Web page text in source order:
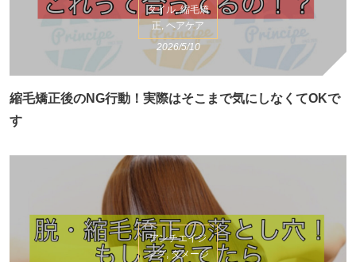
タイル, 縮毛矯
正, ヘアケア
2026/5/10
縮毛矯正後のNG行動！実際はそこまで気にしなくてOKで
す
アンチエイジ
ング, ダメージ